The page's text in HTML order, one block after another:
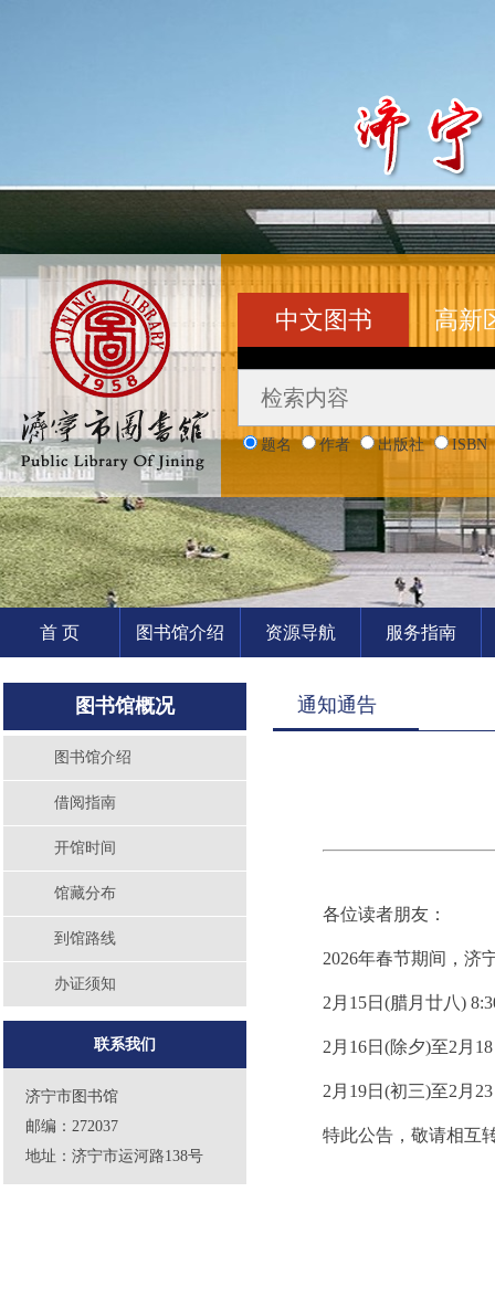
中文图书
题名 作者 出版社 ISBN
高新
首 页 图书馆介绍 资源导航 服务指南
图书馆概况
图书馆介绍
借阅指南
开馆时间
馆藏分布
到馆路线
办证须知
联系我们
济宁市图书馆
邮编：272037
地址：济宁市运河路138号
通知通告
各位读者朋友：
2026年春节期间，济
2月15日(腊月廿八)
2月16日(除夕)至2月
2月19日(初三)至2月
特此公告，敬请相互